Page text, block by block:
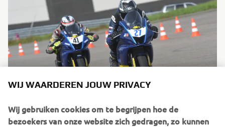
WIJ WAARDEREN JOUW PRIVACY
Wij gebruiken cookies om te begrijpen hoe de
bezoekers van onze website zich gedragen, zo kunnen